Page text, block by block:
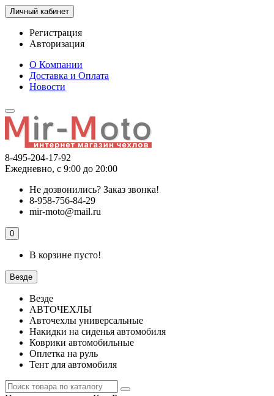
Личный кабинет
Регистрация
Авторизация
О Компании
Доставка и Оплата
Новости
8-495-204-17-92
Ежедневно, с 9:00 до 20:00
Не дозвонились? Заказ звонка!
8-958-756-84-29
mir-moto@mail.ru
0
В корзине пусто!
Везде
Везде
АВТОЧЕХЛЫ
Авточехлы универсальные
Накидки на сиденья автомобиля
Коврики автомобильные
Оплетка на руль
Тент для автомобиля